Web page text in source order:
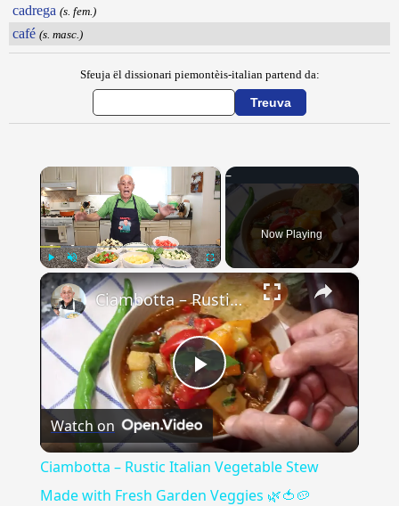
cadrega (s. fem.)
café (s. masc.)
Sfeuja ël dissionari piemontèis-italian partend da:
×
Play Unmute Fullscreen
Now Playing
×
Play
Video
Ciambotta – Rustic Italian Vegetable Stew Made with Fresh Garden Veggies 🌿🍅🥔
Watch on
Ciambotta – Rustic Italian Vegetable Stew
Made with Fresh Garden Veggies 🌿🍅🥔